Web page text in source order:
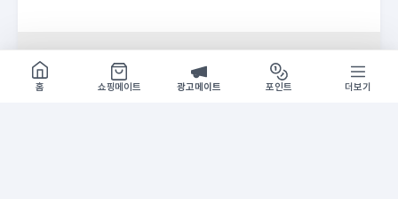
쇼핑몰 구경하기
방문시 1G
홈
쇼핑메이트 광고메이트 포인트 더보기